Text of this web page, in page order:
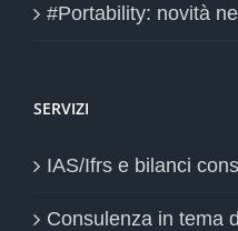
#Portability: novità
SERVIZI
IAS/Ifrs e bilanci
Consulenza in tema